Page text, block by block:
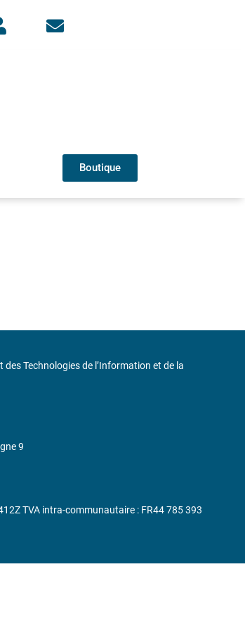
Boutique
des Technologies de l’Information et de la
9
TVA intra-communautaire : FR44 785 393